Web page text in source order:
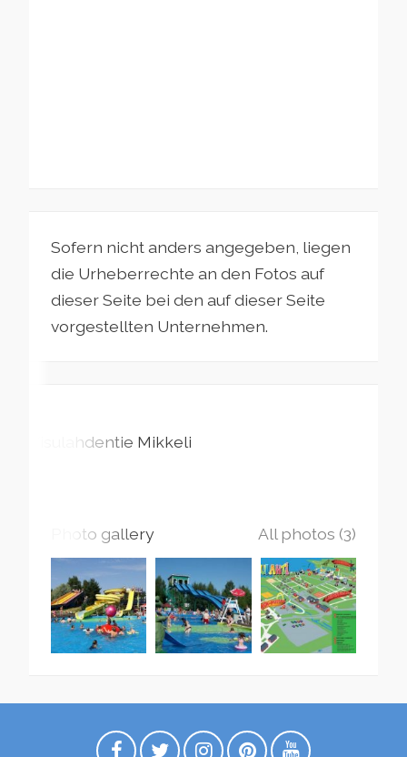
Sofern nicht anders angegeben, liegen
die Urheberrechte an den Fotos auf
dieser Seite bei den auf dieser Seite
vorgestellten Unternehmen.
Visulahdentie Mikkeli
Photo gallery All photos (3)